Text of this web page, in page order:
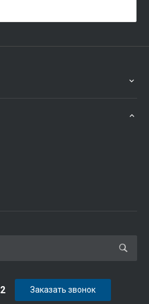
Заказать звонок